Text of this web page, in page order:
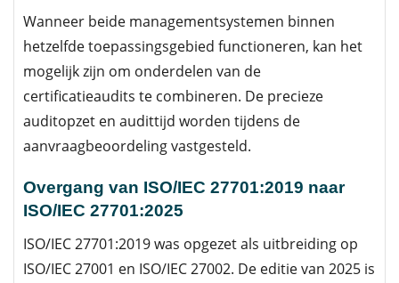
Wanneer beide managementsystemen binnen
hetzelfde toepassingsgebied functioneren, kan het
mogelijk zijn om onderdelen van de
certificatieaudits te combineren. De precieze
auditopzet en audittijd worden tijdens de
aanvraagbeoordeling vastgesteld.
Overgang van ISO/IEC 27701:2019 naar
ISO/IEC 27701:2025
ISO/IEC 27701:2019 was opgezet als uitbreiding op
ISO/IEC 27001 en ISO/IEC 27002. De editie van 2025 is